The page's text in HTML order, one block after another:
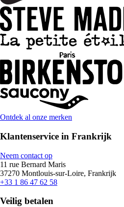
Ontdek al onze merken
Klantenservice in Frankrijk
Neem contact op
11 rue Bernard Maris
37270 Montlouis-sur-Loire, Frankrijk
+33 1 86 47 62 58
Veilig betalen